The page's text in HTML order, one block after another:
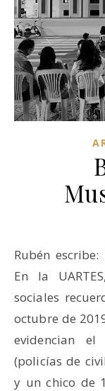
Rubén escribe: Día 5 martes 12.10.21 Guayaquil
En la
sociales
octubre de
evidencian
(policías de
y un chico de